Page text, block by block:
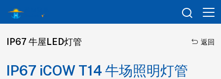

IP67 牛屋LED灯管  返回
IP67 iCOW T14 牛场照明灯管